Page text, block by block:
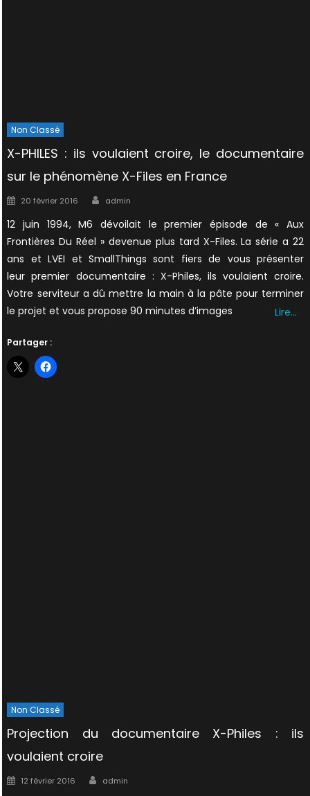
Non Classé
X-PHILES : ils voulaient croire, le documentaire
sur le phénomène X-Files en France
Posted
20 février 2016 Author
admin
12 juin 1994, M6 dévoilait le premier épisode de « Aux
Frontières Du Réel » devenue plus tard X-Files. La série a 22
ans et LVEI et SmallThings sont fiers de vous présenter
leur premier documentaire : X-Philes, ils voulaient croire.
Votre serviteur a dû mettre la main à la pâte pour terminer
le projet et vous propose 90 minutes d’images
Lire…
Partager :
Non Classé
Projection du documentaire X-Philes : ils
voulaient croire
Posted
12 février 2016 Author
admin